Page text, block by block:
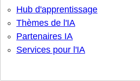
Hub d'apprentissage
Thèmes de l'IA
Partenaires IA
Services pour l'IA